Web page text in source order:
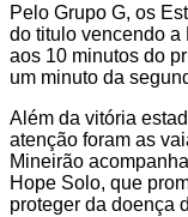
Pelo Grupo G, os
do titulo vencendo a
aos 10 minutos do
um minuto da
Além da vitória
atenção foram as
Mineirão
Hope Solo, que
proteger da doença